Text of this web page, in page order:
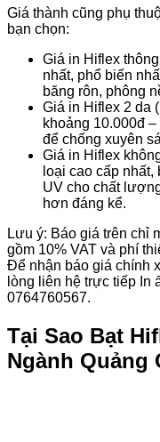
Giá thành cũng phụ
bạn chọn:
Giá in Hiflex
nhất, phổ biến
băng rôn, phông
Giá in Hiflex 2 da
khoảng 10.000đ
để chống xuyên
Giá in Hiflex
loại cao cấp
UV cho chất
hơn đáng kể.
Lưu ý: Báo giá trên chỉ
gồm 10% VAT và phí
Để nhận báo giá chính
lòng liên hệ trực tiếp In
0764760567.
Tại Sao Bạt
Ngành Quảng